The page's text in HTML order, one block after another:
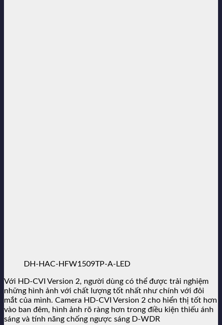
DH-HAC-HFW1509TP-A-LED
Với HD-CVI Version 2, người dùng có thể được trải nghiệm
những hình ảnh với chất lượng tốt nhất như chính với đôi
mắt của mình. Camera HD-CVI Version 2 cho hiển thị tốt hơn
vào ban đêm, hình ảnh rõ ràng hơn trong điều kiện thiếu ánh
sáng và tính năng chống ngược sáng D-WDR